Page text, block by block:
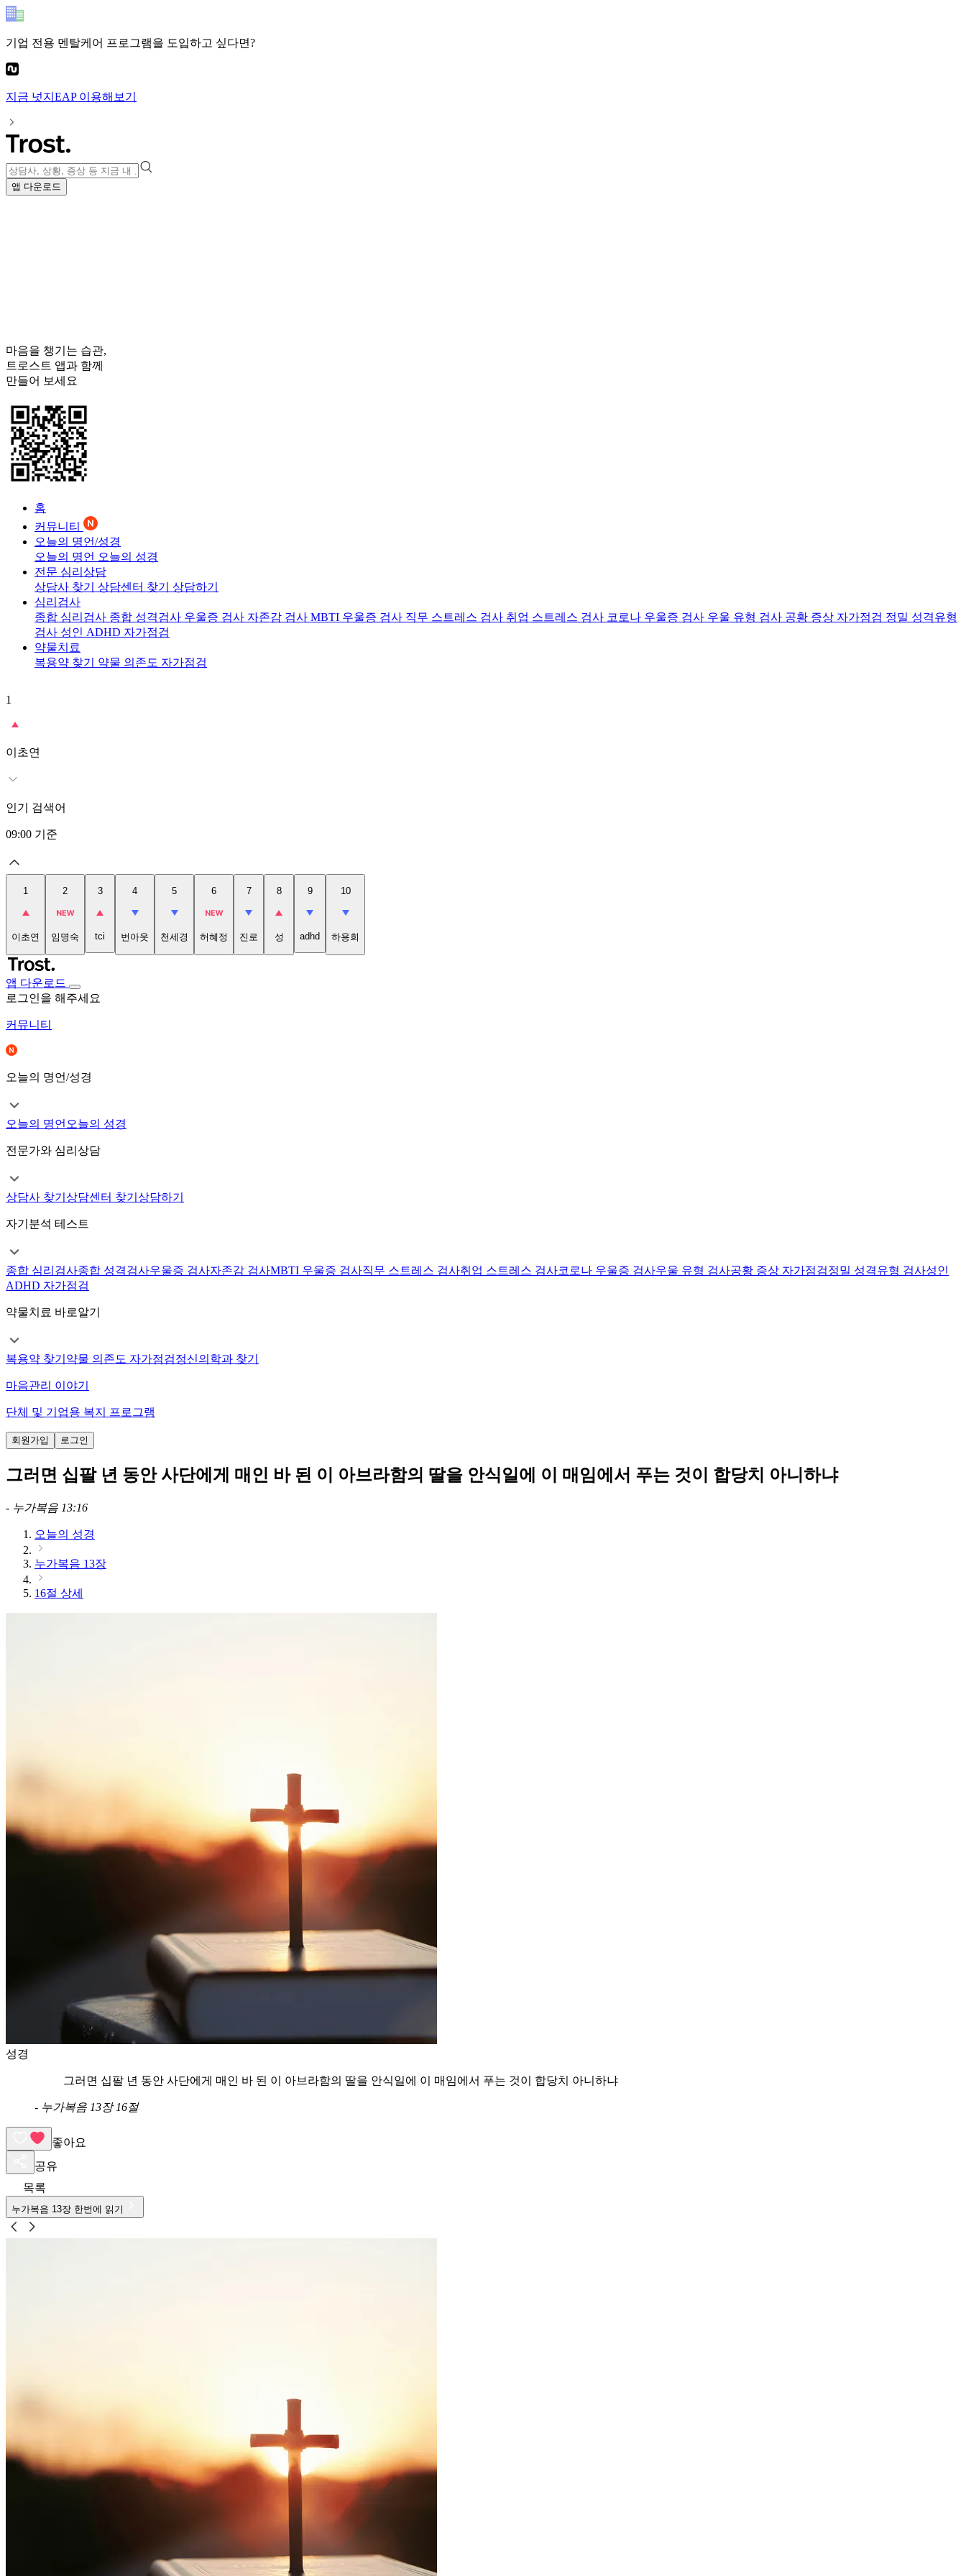
기업 전용 멘탈케어 프로그램을 도입하고 싶다면?
지금 넛지EAP이용해보기
앱 다운로드
마음을 챙기는 습관,
트로스트 앱과 함께
만들어 보세요
홈
커뮤니티
오늘의 명언/성경
오늘의 명언 오늘의 성경
전문 심리상담
상담사 찾기 상담센터 찾기 상담하기
심리검사
종합 심리검사 종합 성격검사 우울증 검사 자존감 검사 MBTI 우울증 검사 직무 스트레스 검사 취업 스트레스 검사 코로나 우울증 검사 우울 유형 검사 공황 증상 자가점검 정밀 성격유형
검사 성인 ADHD 자가점검
약물치료
복용약 찾기 약물 의존도 자가점검
1
이초연
인기 검색어
09:00 기준
1
이초연
2
임명숙
3
tci
4
번아웃
5
천세경
6
허혜정
7
진로
8
성
9
adhd
10
하용희
앱 다운로드
로그인을 해주세요
커뮤니티
오늘의 명언/성경
오늘의 명언 오늘의 성경
전문가와 심리상담
상담사 찾기 상담센터 찾기 상담하기
자기분석 테스트
종합 심리검사종합 성격검사우울증 검사자존감 검사MBTI 우울증 검사직무 스트레스 검사취업 스트레스 검사코로나 우울증 검사우울 유형 검사공황 증상 자가점검정밀 성격유형 검사성인
ADHD 자가점검
약물치료 바로알기
복용약 찾기 약물 의존도 자가점검정신의학과 찾기
마음관리 이야기
단체 및 기업용 복지 프로그램
회원가입 로그인
그러면 십팔 년 동안 사단에게 매인 바 된 이 아브라함의 딸을 안식일에 이 매임에서 푸는 것이 합당치 아니하냐
- 누가복음 13:16
오늘의 성경
누가복음 13장
16절 상세
성경
그러면 십팔 년 동안 사단에게 매인 바 된 이 아브라함의 딸을 안식일에 이 매임에서 푸는 것이 합당치 아니하냐
- 누가복음 13장 16절
좋아요
공유
목록
누가복음 13장 한번에 읽기